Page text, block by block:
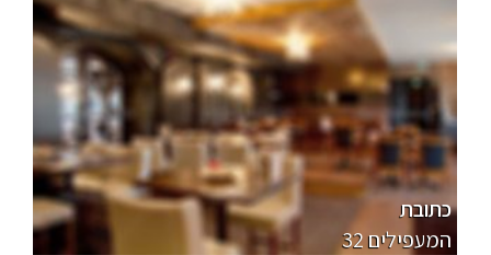
רגיל
חלבי
כתובת
32 המעפילים